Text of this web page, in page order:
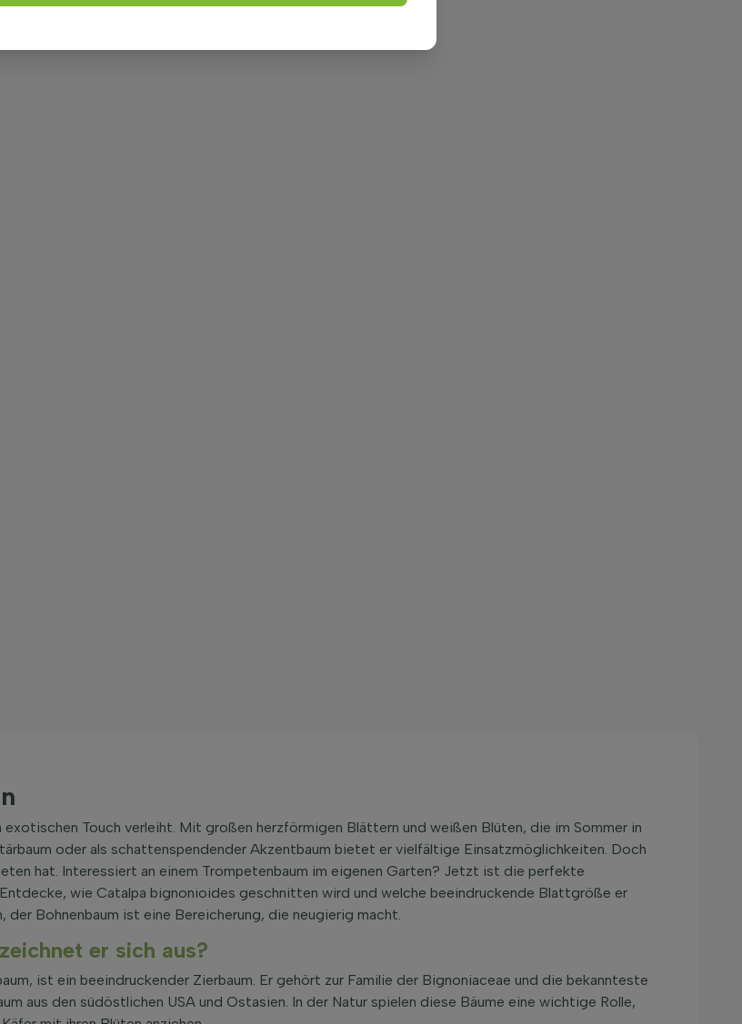
Touch verleiht. Mit großen herzförmigen Blättern und weißen Blüten, die im Sommer in
oder als schattenspendender Akzentbaum bietet er vielfältige Einsatzmöglichkeiten. Doch
hat. Interessiert an einem Trompetenbaum im eigenen Garten? Jetzt ist die perfekte
wie Catalpa bignonioides geschnitten wird und welche beeindruckende Blattgröße er
Bohnenbaum ist eine Bereicherung, die neugierig macht.
er sich aus?
ist ein beeindruckender Zierbaum. Er gehört zur Familie der Bignoniaceae und die bekannteste
aus den südöstlichen USA und Ostasien. In der Natur spielen diese Bäume eine wichtige Rolle,